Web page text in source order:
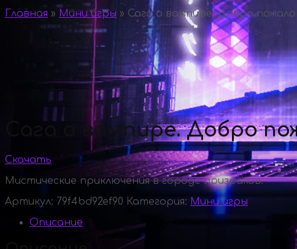
Главная » Мини игры » Сага о вампире. Добро
Сага о вампире. Добро
Скачать
Мистические приключения в городе призраков.
Артикул: 79f4bd92ef90 Категория: Мини игры
Описание